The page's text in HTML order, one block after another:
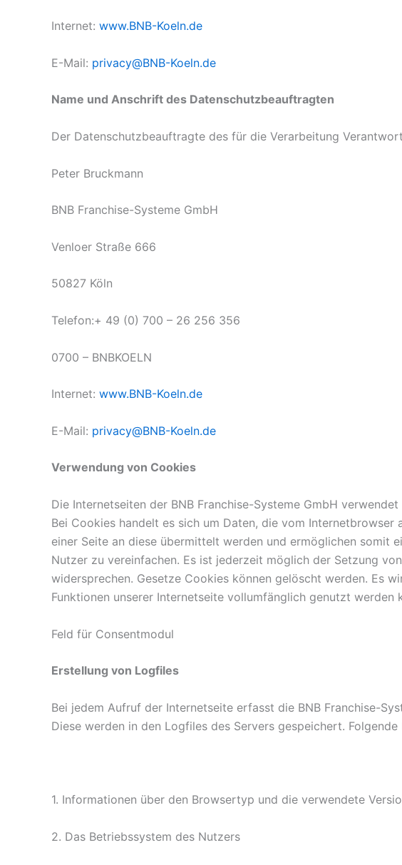
Internet: www.BNB-Koeln.de
E-Mail: privacy@BNB-Koeln.de
Name und Anschrift des Datenschutzbeauftragten
Der Datenschutzbeauftragte des für die Verarbeitung
Peter Bruckmann
BNB Franchise-Systeme GmbH
Venloer Straße 666
50827 Köln
Telefon:+ 49 (0) 700 – 26 256 356
0700 – BNBKOELN
Internet: www.BNB-Koeln.de
E-Mail: privacy@BNB-Koeln.de
Verwendung von Cookies
Die Internetseiten der BNB Franchise-Systeme GmbH verwendet
Bei Cookies handelt es sich um Daten, die vom
einer Seite an diese übermittelt werden und ermöglichen somit
Nutzer zu vereinfachen. Es ist jederzeit möglich der Setzung
widersprechen. Gesetze Cookies können gelöscht werden. Es
Funktionen unserer Internetseite vollumfänglich genutzt werden
Feld für Consentmodul
Erstellung von Logfiles
Bei jedem Aufruf der Internetseite erfasst die BNB Franchise-
Diese werden in den Logfiles des Servers gespeichert.
1. Informationen über den Browsertyp und die verwendete
2. Das Betriebssystem des Nutzers